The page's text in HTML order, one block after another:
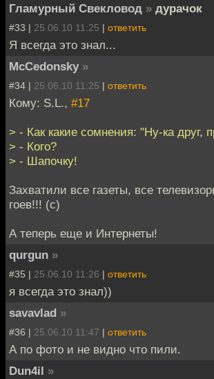
Гламурный Свекловод » дурачок
#33 | 25.06.10 11:25 | ответить
Я всегда это знал...
McCedonsky »
#34 | 25.06.10 11:25 | ответить
Кому: S.L., #17
> - Как какие сомнения: "Ну-ка друг,
> - Кого?
> - Шапочку!
Захватили все газеты, все
гоев!!! (c)
А теперь еще и Интернеты!
qurgun »
#35 | 25.06.10 11:26 | ответить
я всегда это знал))
savavlad »
#36 | 25.06.10 11:47 | ответить
А по фото и не видно что пили.
Dun4il »